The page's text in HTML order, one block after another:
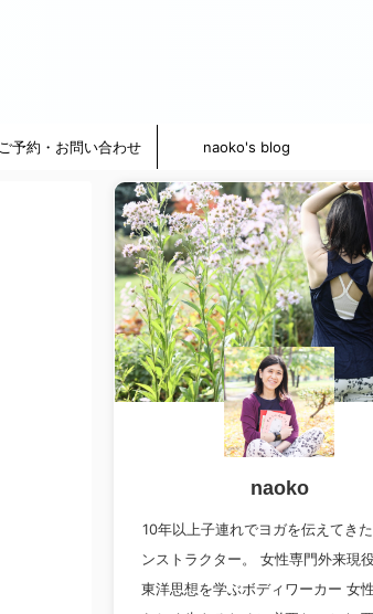
ご予約・お問い合わせ naoko's blog
naoko
10年以上子連れでヨガを伝えてき
ンストラクター。 女性専門外来現
東洋思想を学ぶボディワーカー 女